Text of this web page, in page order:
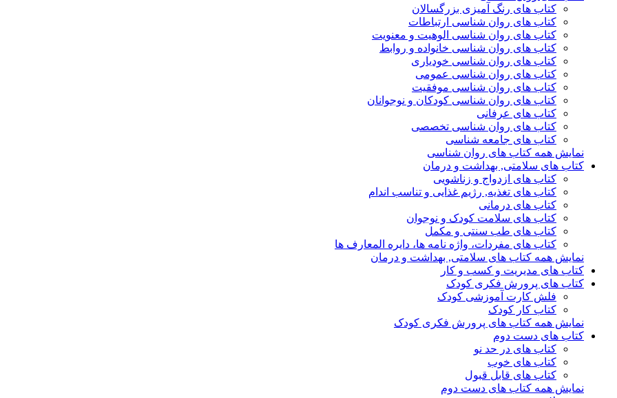
کتاب های رنگ آمیزی بزرگسالان
کتاب های روان شناسی ارتباطات
کتاب های روان شناسی الوهیت و معنویت
کتاب های روان شناسی خانواده و روابط
کتاب های روان شناسی خودیاری
کتاب های روان شناسی عمومی
کتاب های روان شناسی موفقیت
کتاب های روان شناسی کودکان و نوجوانان
کتاب های عرفانی
کتاب های روان شناسی تخصصی
کتاب های جامعه شناسی
نمایش همه کتاب های روان شناسی
کتاب های سلامتی, بهداشت و درمان
کتاب های ازدواج و زناشویی
کتاب های تغذیه, رژیم غذایی و تناسب اندام
کتاب های درمانی
کتاب های سلامت کودک و نوجوان
کتاب های طب سنتی و مکمل
کتاب های مفردات، واژه نامه ها، دایره المعارف ها
نمایش همه کتاب های سلامتی, بهداشت و درمان
کتاب های مدیریت و کسب و کار
کتاب های پرورش فکری کودک
فلش کارت آموزشی کودک
کتاب کار کودک
نمایش همه کتاب های پرورش فکری کودک
کتاب های دست دوم
کتاب های در حد نو
کتاب های خوب
کتاب های قابل قبول
نمایش همه کتاب های دست دوم